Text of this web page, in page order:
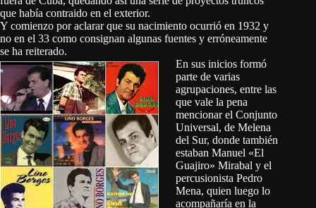
que había contraido en el exterior.
Y comienzo por aclarar que su nacimiento ocurrió en 1932 y
no en el 33 como consignan algunas fuentes y erróneamente
se ha reiterado.
En sus inicios formó
parte de varias
agrupaciones, entre las
que vale la pena
mencionar el Conjunto
Universal, de Melena
del Sur, donde también
estaban Manuel «El
Guajiro» Mirabal y el
percusionista Pedro
Mena, quien luego lo
acompañaría en la